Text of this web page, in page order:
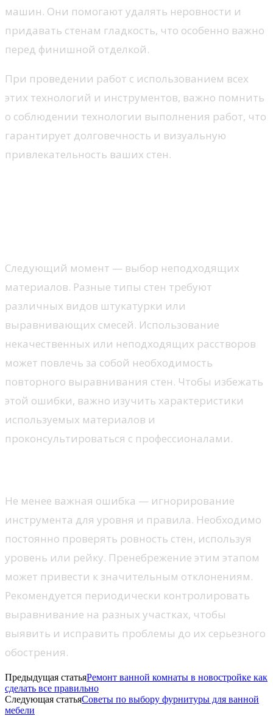
машин. Они помогают удалять неровности и
придавать стенам гладкость, что особенно важно
перед финишной отделкой.
При проведении работ с использованием всех
этих технологий и инструментов, важно помнить
о соблюдении технологии выполнения работ, что
гарантирует долговечность и визуальную
привлекательность ваших стен.
Следующий момент — выбор неподходящих
материалов. Разные типы стен требуют
различных видов штукатурки или
выравнивающих смесей. Использование
некачественных или неподходящих расстворов
может повлечь за собой необходимость
повторного выравнивания стен. Чтобы избежать
этой ошибки, важно изучить характеристики
используемых материалов и
проконсультироваться с профессионалами.
Не менее важная ошибка — игнорирование
инструмента для уровня и правила. Необходимо
постоянно проверять ровность стен, используя
уровень или рейку. Пренебрежение этим этапом
может привести к значительным отклонениям.
Рекомендуется периодически контролировать
выравнивание на разных участках, чтобы
выявить и исправить проблемы до их серьезного
обострения.
Предыдущая статьяРемонт ванной комнаты в новостройке как
сделать все правильно
Следующая статьяСоветы по выбору фурнитуры для ванной
мебели